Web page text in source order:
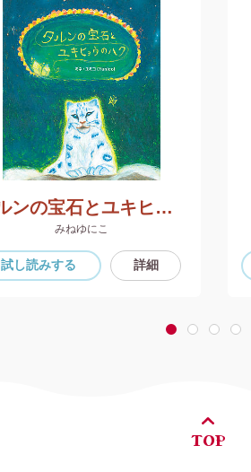
タルンの宝石とユキヒョウのハク
みねゆにこ
試し読みする 詳細
1 2 3 4
TOP